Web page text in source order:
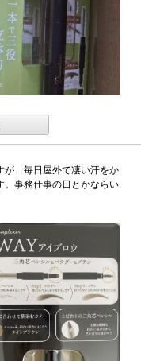
が…毎日屋外で凄い汗をか
。事務仕事の日とかならい